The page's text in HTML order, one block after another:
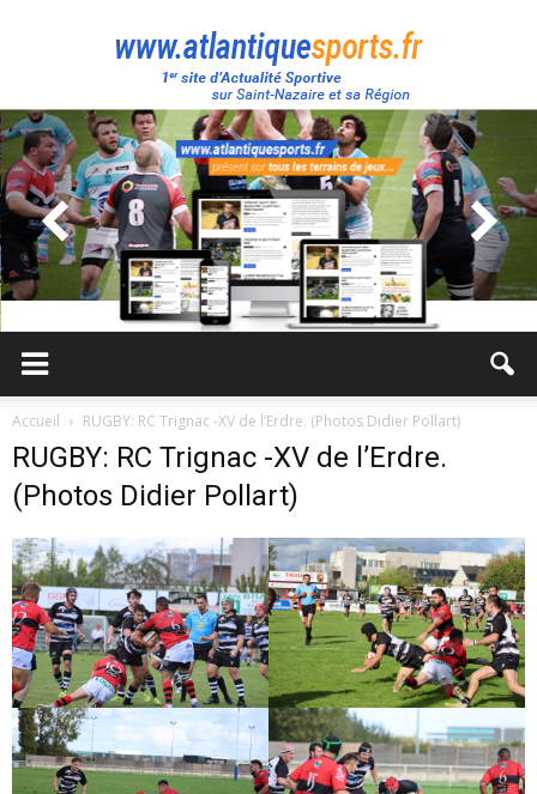
Atlantique
Sport
Accueil RUGBY: RC Trignac -XV de l’Erdre. (Photos Didier Pollart)
RUGBY: RC Trignac -XV de l’Erdre.
(Photos Didier Pollart)